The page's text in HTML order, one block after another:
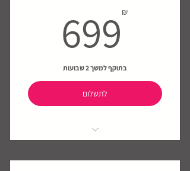
₪
699
בתוקף למשך 2 שבועות
לתשלום
הצהרת בריאות ופרטי כניסה